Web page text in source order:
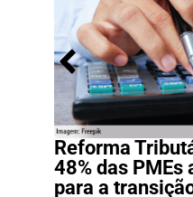
Reforma
48% das PMEs
para a